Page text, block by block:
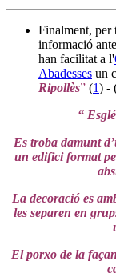
Finalment, per
informació
han facilitat a l'
Abadesses un
Ripollès” (1) -
“
Es troba damunt
un edifici format
La decoració es
les separen en
El porxo de la